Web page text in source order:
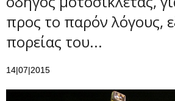
προς το παρόν λόγους,
πορείας του...
14|07|2015